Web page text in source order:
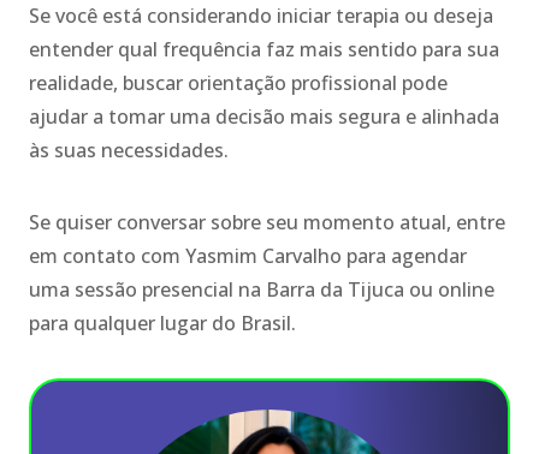
Se você está considerando iniciar terapia ou deseja
entender qual frequência faz mais sentido para sua
realidade, buscar orientação profissional pode
ajudar a tomar uma decisão mais segura e alinhada
às suas necessidades.
Se quiser conversar sobre seu momento atual, entre
em contato com Yasmim Carvalho para agendar
uma sessão presencial na Barra da Tijuca ou online
para qualquer lugar do Brasil.